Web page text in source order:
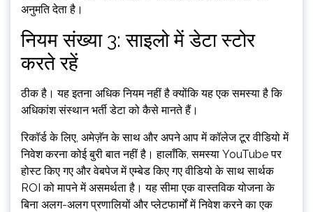
अनुमति देता है।
नियम संख्या 3: साइलो में डेटा स्टोर
करते रहें
ठीक है। यह इतना अधिक नियम नहीं है क्योंकि यह एक समस्या है कि
अधिकांश संस्थान भर्ती डेटा को कैसे मानते हैं।
रिकॉर्ड के लिए, अमेज़ॅन के साथ और अपने आप में कॉलेज टूर वीडियो में
निवेश करना कोई बुरी बात नहीं है। हालाँकि, समस्या YouTube पर
होस्ट किए गए और वेबपेज में एम्बेड किए गए वीडियो के साथ सार्थक
ROI को मापने में असमर्थता है। यह सीमा एक वास्तविक योजना के
बिना अलग-अलग प्रणालियों और प्लेटफार्मों में निवेश करने का एक